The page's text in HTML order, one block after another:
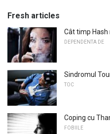
Fresh articles
Cât timp Hash
DEPENDENTA DE
Sindromul
TOC
Coping cu
FOBIILE